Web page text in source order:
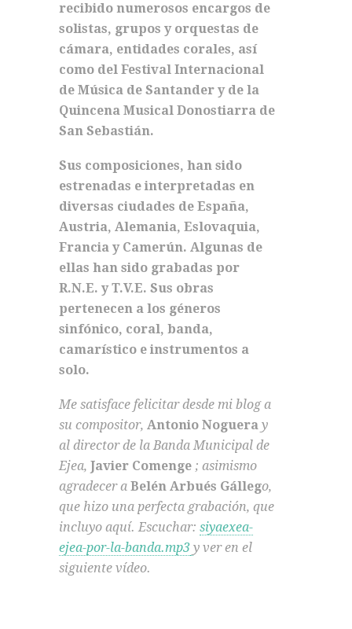
recibido numerosos encargos de
solistas, grupos y orquestas de
cámara, entidades corales, así
como del Festival Internacional
de Música de Santander y de la
Quincena Musical Donostiarra de
San Sebastián.
Sus composiciones, han sido
estrenadas e interpretadas en
diversas ciudades de España,
Austria, Alemania, Eslovaquia,
Francia y Camerún. Algunas de
ellas han sido grabadas por
R.N.E. y T.V.E. Sus obras
pertenecen a los géneros
sinfónico, coral, banda,
camarístico e instrumentos a
solo.
Me satisface felicitar desde mi blog a
su compositor, Antonio Noguera y
al director de la Banda Municipal de
Ejea, Javier Comenge ; asimismo
agradecer a Belén Arbués Gállego,
que hizo una perfecta grabación, que
incluyo aquí. Escuchar: siyaexea-
ejea-por-la-banda.mp3 y ver en el
siguiente vídeo.